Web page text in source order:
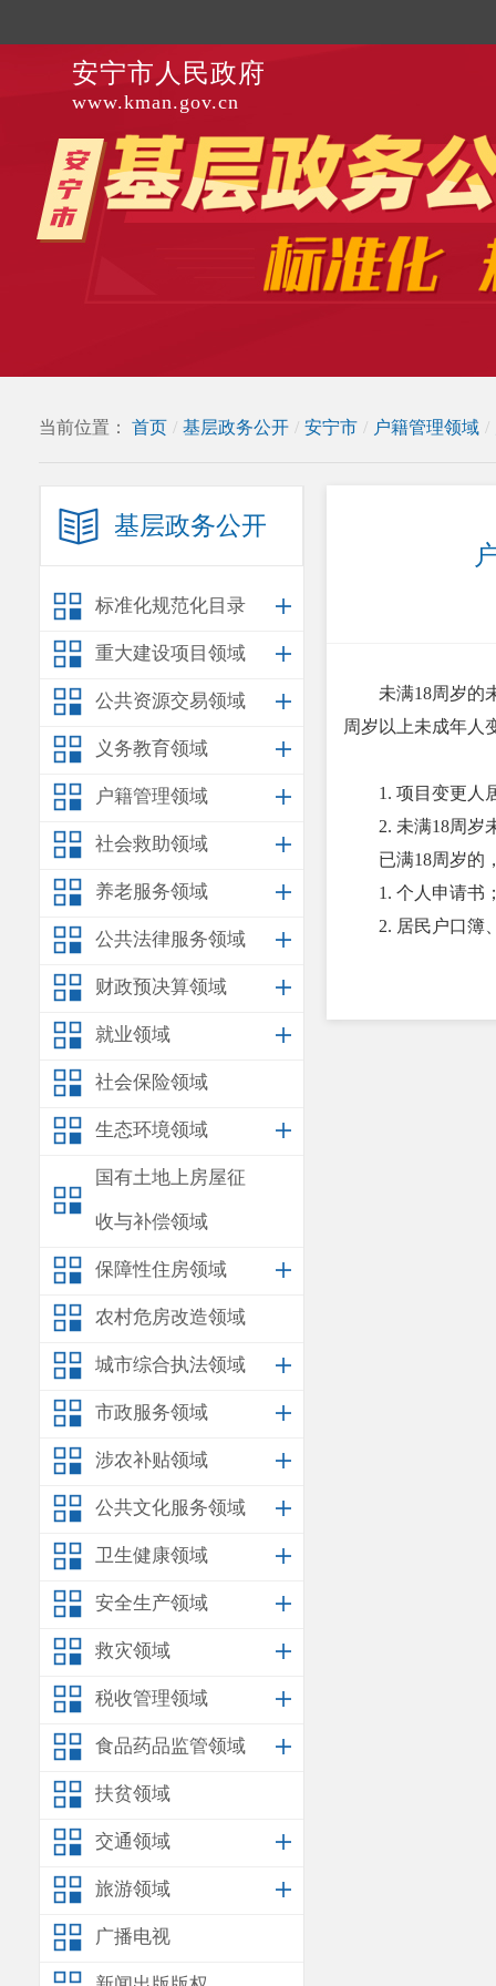
安宁市人民政府
www.kman.gov.cn
当前位置： 首页 / 基层政务公开 / 安宁市 / 户籍管理领域 /
基层政务公开
标准化规范化目录
重大建设项目领域
公共资源交易领域
义务教育领域
户籍管理领域
社会救助领域
养老服务领域
公共法律服务领域
财政预决算领域
就业领域
社会保险领域
生态环境领域
国有土地上房屋征
收与补偿领域
保障性住房领域
农村危房改造领域
城市综合执法领域
市政服务领域
涉农补贴领域
公共文化服务领域
卫生健康领域
安全生产领域
救灾领域
税收管理领域
食品药品监管领域
扶贫领域
交通领域
旅游领域
广播电视
未满18周岁的
周岁以上未成年人
1. 项目变更人
2. 未满18周岁
已满18周岁的
1. 个人申请书
2. 居民户口簿